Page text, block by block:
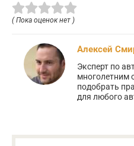
( Пока оценок нет )
Алексей
Эксперт по
подобрать
для любого